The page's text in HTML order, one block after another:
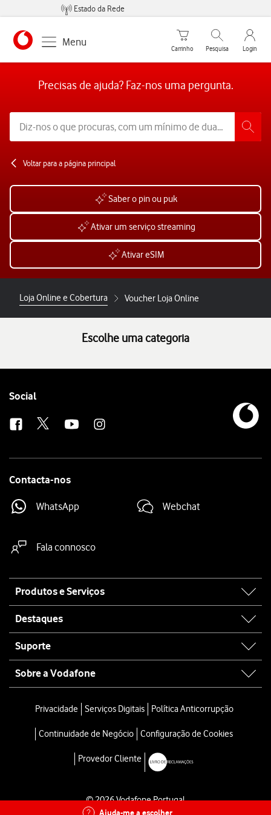
Estado da Rede
https://www.vodafone.pt
Menu
Carrinho de compras
Carrinho
Pesquisar
Pesquisa
My
Login
Precisas de ajuda? Faz-nos uma pergunta.
Voltar para a página principal
Saber o pin ou puk
Ativar um serviço streaming
Ativar eSIM
Loja Online e Cobertura Voucher Loja Online
Escolhe uma categoria
Ajuda-me a escolher
Follow
Social
Contacta-nos
WhatsApp Webchat
Fala connosco
map
Produtos e Serviços
Destaques
Suporte
Sobre a Vodafone
Privacidade Serviços Digitais Política Anticorrupção
Continuidade de Negócio Configuração de Cookies
Provedor Cliente
© 2026 Vodafone Portugal